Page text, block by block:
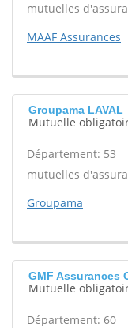
mutuelles
MAAF Assurances
Groupama LAVAL
Mutuelle
Département: 53
mutuelles
Groupama
GMF Assurances
Mutuelle
Département: 60